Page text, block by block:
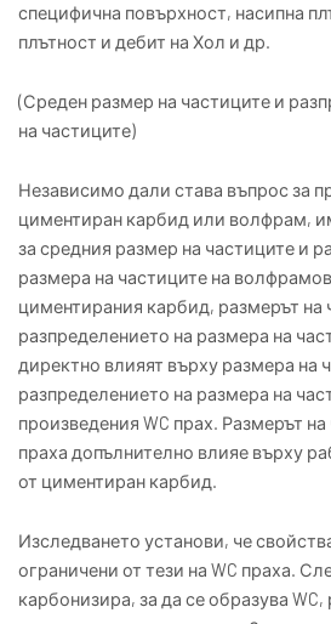
специфична повърхност, насипна
плътност и дебит на Хол и др.
(Среден размер на частиците и
на частиците)
Независимо дали става въпрос за
циментиран карбид или волфрам,
за средния размер на частиците и
размера на частиците на
циментирания карбид, размерът на
разпределението на размера на
директно влияят върху размера на
разпределението на размера на
произведения WC прах. Размерът на
праха допълнително влияе върху
от циментиран карбид.
Изследването установи, че
ограничени от тези на WC праха.
карбонизира, за да се образува